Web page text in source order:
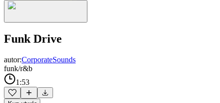
Funk Drive
autor:CorporateSounds
funk/r&b
1:53